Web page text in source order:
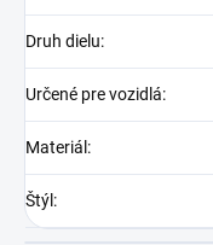
Druh dielu:
Určené pre vozidlá:
Materiál :
Štýl :